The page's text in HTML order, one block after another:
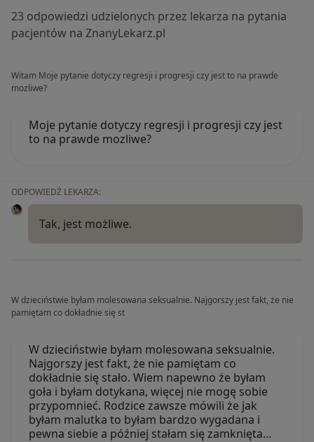
23 odpowiedzi udzielonych przez lekarza na pytania
pacjentów na ZnanyLekarz.pl
Witam Moje pytanie dotyczy regresji i progresji czy jest to na prawde
mozliwe?
Moje pytanie dotyczy regresji i progresji czy jest
to na prawde mozliwe?
ODPOWIEDŹ LEKARZA:
Tak, jest możliwe.
W dzieciństwie byłam molesowana seksualnie. Najgorszy jest fakt, że nie
pamiętam co dokładnie się st
W dzieciństwie byłam molesowana seksualnie.
Najgorszy jest fakt, że nie pamiętam co
dokładnie się stało. Wiem napewno że byłam
goła i byłam dotykana, więcej nie mogę sobie
przypomnieć. Rodzice zawsze mówili że jak
byłam malutka to byłam bardzo wygadana i
pewna siebie a później stałam się zamknięta…